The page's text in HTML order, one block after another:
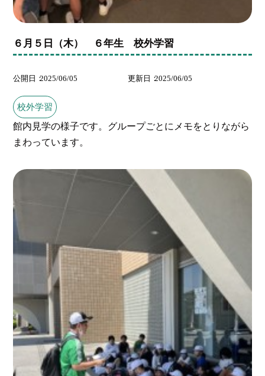
６月５日（木） ６年生 校外学習
公開日 2025/06/05 更新日 2025/06/05
校外学習
館内見学の様子です。グループごとにメモをとりながら
まわっています。